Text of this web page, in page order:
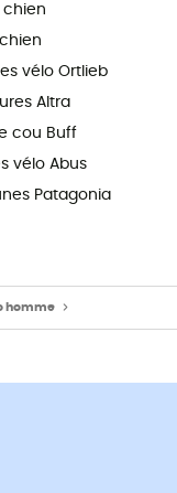
chien
vélo Ortlieb
Altra
cou Buff
vélo Abus
Patagonia
homme